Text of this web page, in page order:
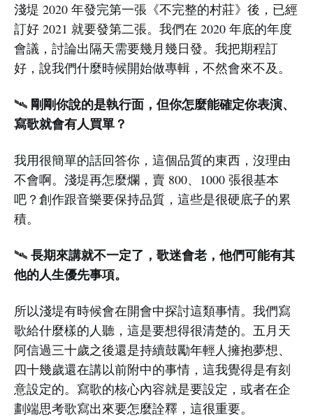
淺堤 2020 年發完第一張《不完整的村莊》後，已經
訂好 2021 就要發第二張。我們在 2020 年底的年度
會議，討論出隔天需要幾月幾日發。我把期程訂
好，說我們什麼時候開始做專輯，不然會來不及。
🛰️ 剛剛你說的是執行面，但你怎麼能確定你表演、
寫歌就會有人買單？
我用很簡單的話回答你，這個品質的東西，沒理由
不會啊。淺堤再怎麼爛，賣 800、1000 張很基本
吧？創作跟音樂要保持品質，這些是很硬底子的累
積。
🛰️ 長期來講就不一定了，歌迷會老，他們可能有其
他的人生優先事項。
所以淺堤有時候會在開會中探討這類事情。我們寫
歌給什麼樣的人聽，這是要想得很清楚的。五月天
阿信過三十歲之後還是持續鼓勵年輕人擁抱夢想、
四十幾歲還在講以前附中的事情，這我覺得是有刻
意設定的。寫歌的核心內容就是要設定，或者在企
劃端思考歌寫出來要怎麼詮釋，這很重要。